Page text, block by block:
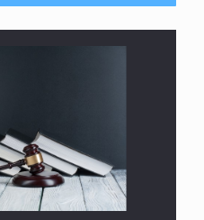
هل يُحسب حول الزكاة وفق